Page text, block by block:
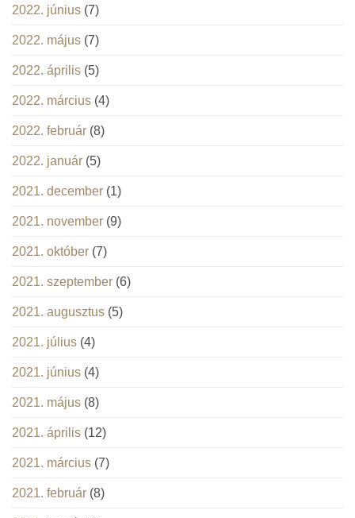
2022. június (7)
2022. május (7)
2022. április (5)
2022. március (4)
2022. február (8)
2022. január (5)
2021. december (1)
2021. november (9)
2021. október (7)
2021. szeptember (6)
2021. augusztus (5)
2021. július (4)
2021. június (4)
2021. május (8)
2021. április (12)
2021. március (7)
2021. február (8)